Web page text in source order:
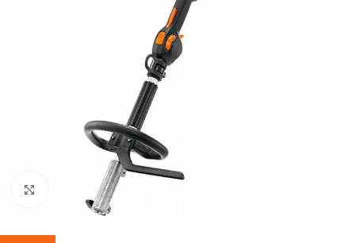
Kliknij aby powiększyć